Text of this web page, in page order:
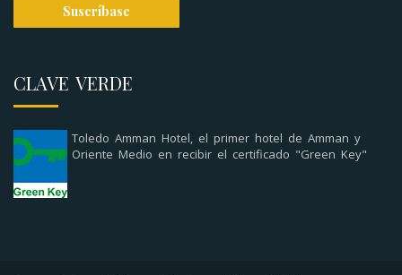
CLAVE VERDE
Toledo Amman Hotel, el primer hotel de Amman y
Oriente Medio en recibir el certificado "Green Key"